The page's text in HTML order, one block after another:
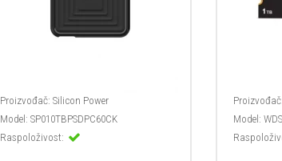
Proizvođač: Silicon Power
Model: SP010TBPSDPC60CK
Raspoloživost:
Proizvođač:
Model: